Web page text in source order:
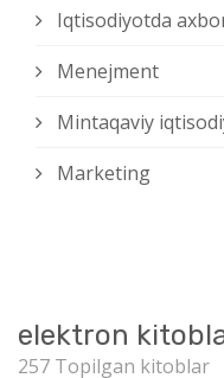
Iqtisodiyotda
Menejment
Mintaqaviy
Marketing
elektron
257 Topilgan kitoblar